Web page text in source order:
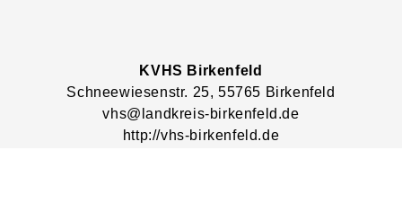
KVHS Birkenfeld
Schneewiesenstr. 25, 55765 Birkenfeld
vhs@landkreis-birkenfeld.de
http://vhs-birkenfeld.de